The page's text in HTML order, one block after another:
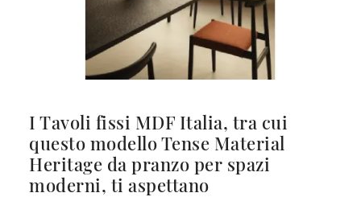
I Tavoli fissi MDF Italia, tra cui
questo modello Tense Material
Heritage da pranzo per spazi
moderni, ti aspettano